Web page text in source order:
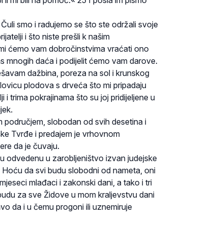
smo i radujemo se što ste održali svoje
i što niste prešli k našim
ćemo vam dobročinstvima vraćati ono
mnogih daća i podijelit ćemo vam darove.
dažbina, poreza na sol i krunskog
plodova s drveća što mi pripadaju
trima pokrajinama što su joj pridijeljene u
područjem, slobodan od svih desetina i
Tvrđe i predajem je vrhovnom
da je čuvaju.
odvedenu u zarobljeništvo izvan judejske
da svi budu slobodni od nameta, oni
mlađaci i zakonski dani, a tako i tri
za sve Židove u mom kraljevstvu dani
da i u čemu progoni ili uznemiruje